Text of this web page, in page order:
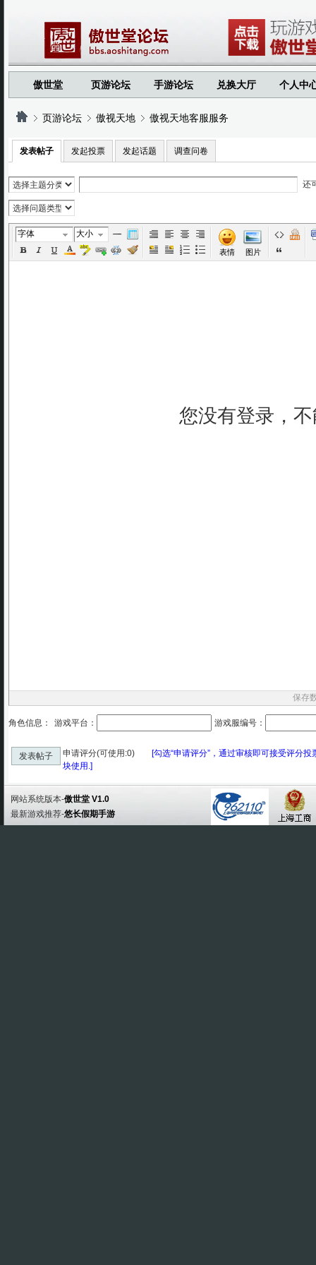
傲世堂 页游论坛 手游论坛 兑换大厅 个人中
›
页游论坛
›
傲视天地
›
傲视天地客服服务
发表帖子 发起投票 发起话题 调查问卷
还
字体 大小
表情 图片
保存
角色信息： 游戏平台： 游戏服编号：
发表帖子 申请评分(可使用:0) [勾选“申请评分”，通过审核即可接受评分
块使用.]
网站系统版本-傲世堂 V1.0
最新游戏推荐-悠长假期手游